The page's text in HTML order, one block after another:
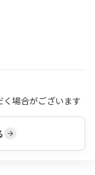
場合がございます